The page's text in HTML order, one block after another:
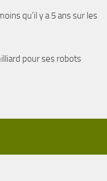
qu’il y a 5 ans sur les
pour ses robots